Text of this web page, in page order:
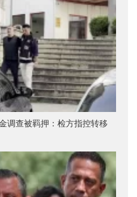
调查被羁押：检方指控转移